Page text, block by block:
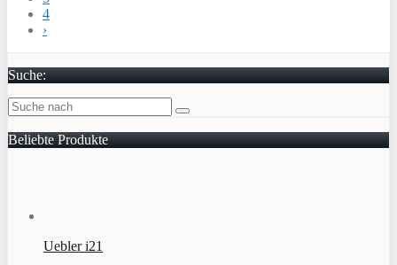
4
›
Suche:
Beliebte Produkte
Uebler i21